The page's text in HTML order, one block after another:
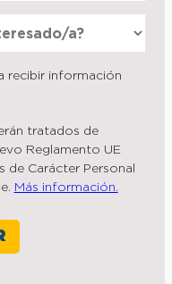
recibir información
tratados de
Reglamento UE
Carácter Personal
Más información.